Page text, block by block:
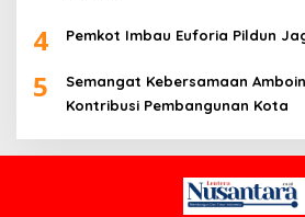
4 Pemkot Imbau Euforia Pildun
5
Semangat Kebersamaan
Kontribusi Pembangunan Kota